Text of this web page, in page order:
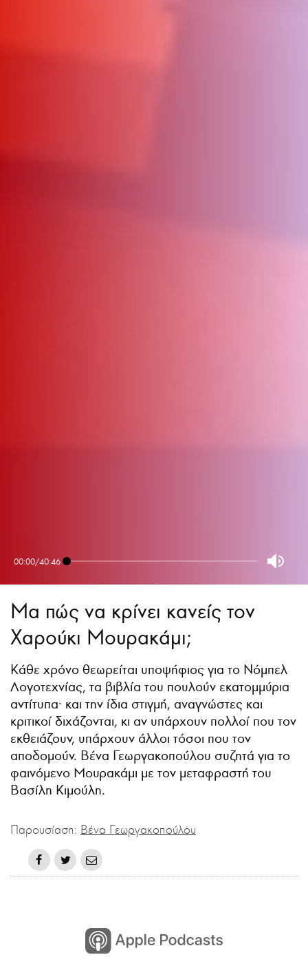
Μα πώς να κρίνει κανείς τον
Χαρούκι Μουρακάμι;
Κάθε χρόνο θεωρείται υποψήφιος για το Νόμπελ
Λογοτεχνίας, τα βιβλία του πουλούν εκατομμύρια
αντίτυπα· και την ίδια στιγμή, αναγνώστες και
κριτικοί διχάζονται, κι αν υπάρχουν πολλοί που τον
εκθειάζουν, υπάρχουν άλλοι τόσοι που τον
αποδομούν. Βένα Γεωργακοπούλου συζητά για το
φαινόμενο Μουρακάμι με τον μεταφραστή του
Βασίλη Κιμούλη.
00:00/40:46
Παρουσίαση: Βένα Γεωργακοπούλου